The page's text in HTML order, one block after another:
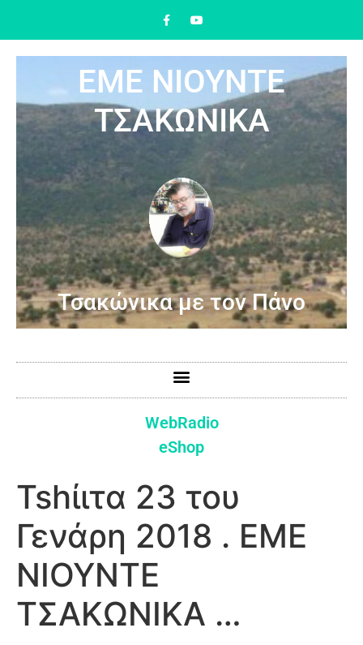
ΕΜΕ ΝΙΟΥΝΤΕ
ΤΣΑΚΩΝΙΚΑ
Τσακώνικα με τον Πάνο
WebRadio
eShop
Tshίιτα 23 του
Γενάρη 2018 . ΕΜΕ
ΝΙΟΥΝΤΕ
ΤΣΑΚΩΝΙΚΑ …